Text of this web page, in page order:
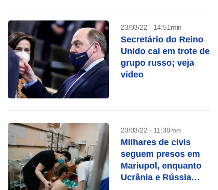
23/03/22 - 14:51min
Secretário do Reino
Unido cai em trote de
grupo russo; veja
vídeo
23/03/22 - 11:38min
Milhares de civis
seguem presos em
Mariupol, enquanto
Ucrânia e Rússia